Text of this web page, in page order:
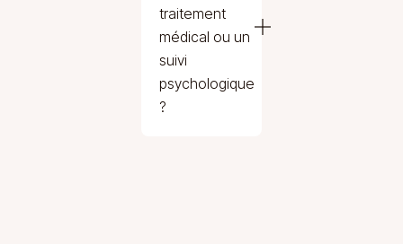
traitement
médical ou un
suivi
psychologique
?